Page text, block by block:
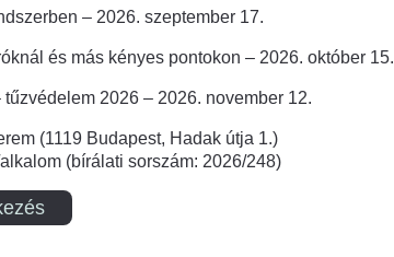
– 2026. szeptember 17.
és más kényes pontokon – 2026. október 15.
2026 – 2026. november 12.
(1119 Budapest, Hadak útja 1.)
(bírálati sorszám: 2026/248)